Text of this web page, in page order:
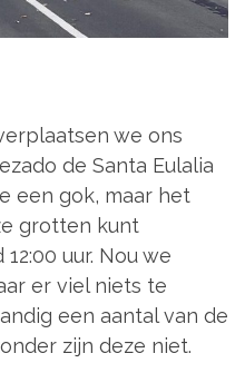
we ons
de Santa Eulalia
een gok, maar het
grotten kunt
uur. Nou we
er viel niets te
een aantal van de
zijn deze niet.